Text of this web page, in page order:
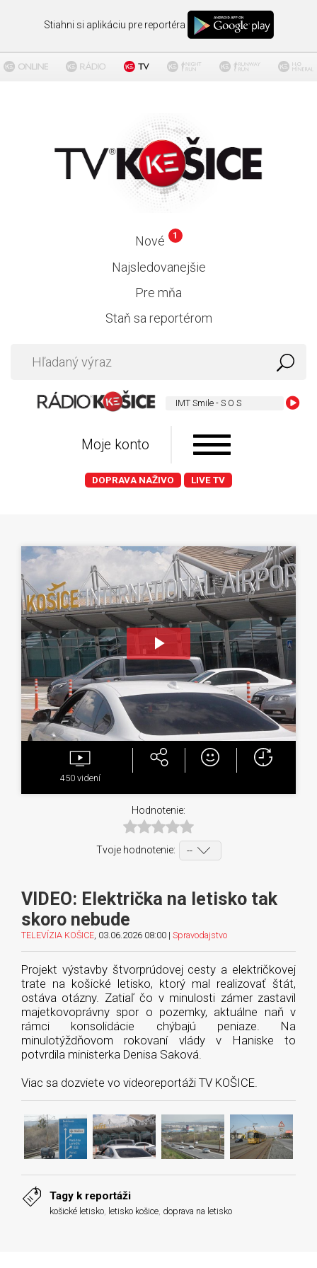
Stiahni si aplikáciu pre reportéra
Nové 1
Najsledovanejšie
Pre mňa
Staň sa reportérom
IMT Smile - S O S
Moje konto
DOPRAVA NAŽIVO LIVE TV
Play
Video
450videní
Hodnotenie:
Tvoje hodnotenie:
VIDEO: Električka na letisko tak
skoro nebude
TELEVÍZIA KOŠICE , 03.06.2026 08:00 | Spravodajstvo
Projekt výstavby štvorprúdovej cesty a električkovej
trate na košické letisko, ktorý mal realizovať štát,
ostáva otázny. Zatiaľ čo v minulosti zámer zastavil
majetkovoprávny spor o pozemky, aktuálne naň v
rámci konsolidácie chýbajú peniaze. Na
minulotýždňovom rokovaní vlády v Haniske to
potvrdila ministerka Denisa Saková.
Viac sa dozviete vo videoreportáži TV KOŠICE.
Tagy k reportáži
košické letisko letisko košice doprava na letisko